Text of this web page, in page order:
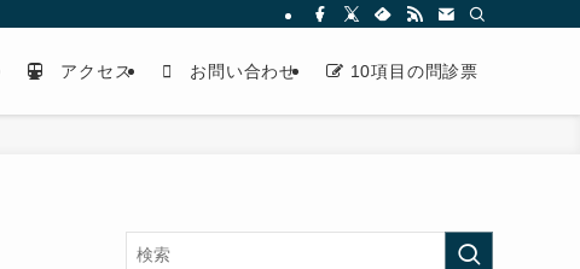
アクセス お問い合わせ 10項目の問診票